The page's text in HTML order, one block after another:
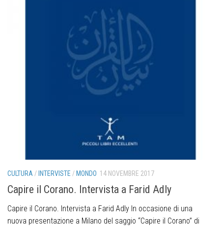
CULTURA / INTERVISTE / MONDO 14 NOVEMBRE 2017
Capire il Corano. Intervista a Farid Adly
Capire il Corano. Intervista a Farid Adly In occasione di una
nuova presentazione a Milano del saggio “Capire il Corano” di